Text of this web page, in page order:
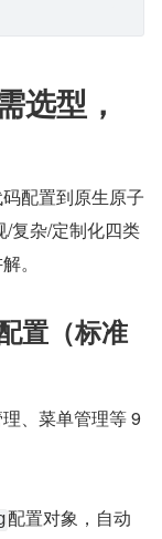
选型，
配置到原生原子
复杂/定制化四类
。
置（标准
、菜单管理等 9
配置对象，自动